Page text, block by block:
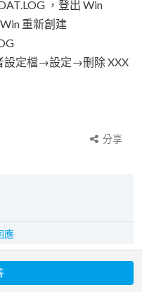
，登出 Win
重新創建
定檔→設定→刪除 XXX
分享
應